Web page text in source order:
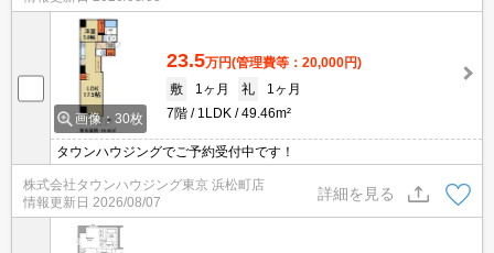
るので、衣類や日用品の収納に重宝します。エレベーター付き物件
です。
画像：30枚
23.5万円(管理費等：20,000円)
敷
1ヶ月 礼
1ヶ月
7階
1LDK 49.46m²
タウンハウジングでご予約受付中です！
株式会社タウンハウジング東京 浜松町店
情報更新日 2026/08/07
詳細を見る